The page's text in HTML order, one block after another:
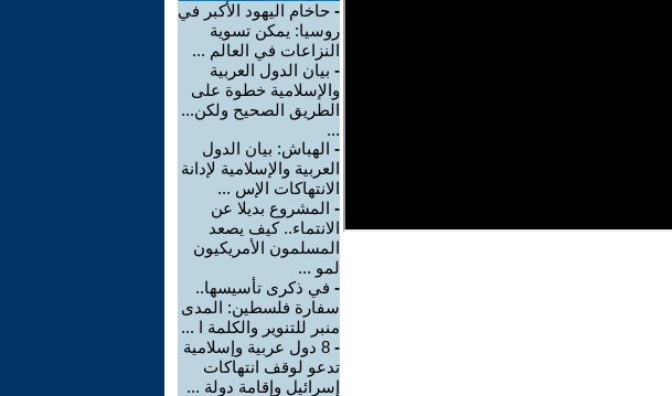
- حاخام اليهود الأكبر في
روسيا: يمكن تسوية
النزاعات في العالم ...
- بيان الدول العربية
والإسلامية خطوة على
الطريق الصحيح ولكن...
...
- الهباش: بيان الدول
العربية والإسلامية لإدانة
الانتهاكات الإس ...
- المشروع بديلا عن
الانتماء.. كيف يصعد
المسلمون الأمريكيون
لمو ...
- في ذكرى تأسيسها..
سفارة فلسطين: المدى
منبر للتنوير والكلمة ا ...
-
8 دول عربية وإسلامية
تدعو لوقف انتهاكات
إسرائيل وإقامة دولة ...